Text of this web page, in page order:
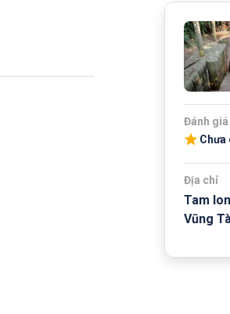
Đánh giá
Chưa
Địa chỉ
Tam
Vũng